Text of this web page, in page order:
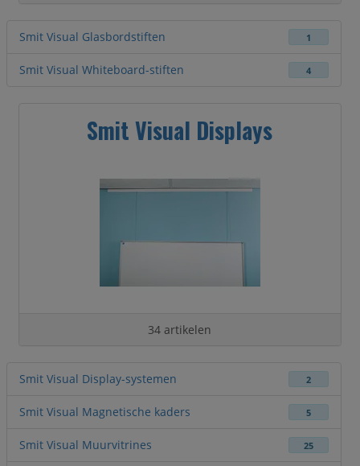
Smit Visual Glasbordstiften 1
Smit Visual Whiteboard-stiften 4
Smit Visual Displays
34 artikelen
Smit Visual Display-systemen 2
Smit Visual Magnetische kaders 5
Smit Visual Muurvitrines 25